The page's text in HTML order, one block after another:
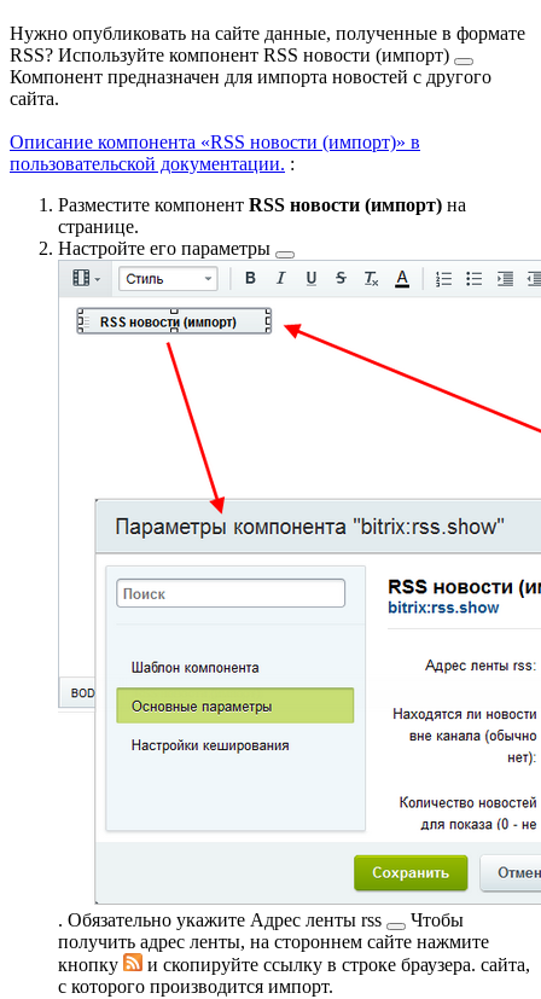
Нужно опубликовать на сайте данные, полученные в формате
RSS? Используйте компонент RSS новости (импорт)
Компонент предназначен для импорта новостей с другого
сайта.
Описание компонента «RSS новости (импорт)» в
пользовательской документации. :
Разместите компонент RSS новости (импорт) на
странице.
Настройте его параметры
. Обязательно укажите Адрес ленты rss
Чтобы
получить адрес ленты, на стороннем сайте нажмите
кнопку
и скопируйте ссылку в строке браузера. сайта,
с которого производится импорт.